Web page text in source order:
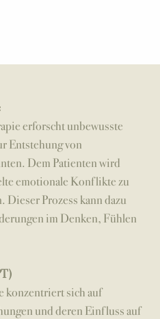
erforscht unbewusste
Entstehung von
Dem Patienten wird
emotionale Konflikte zu
Dieser Prozess kann dazu
im Denken, Fühlen
konzentriert sich auf
und deren Einfluss auf